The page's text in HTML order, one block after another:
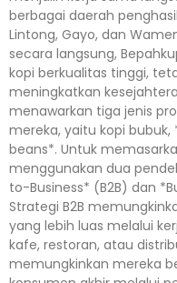
berbagai daerah
Lintong, Gayo, dan
secara langsung,
kopi berkualitas tinggi,
meningkatkan
menawarkan tiga jenis
mereka, yaitu kopi
beans*. Untuk
menggunakan dua
to-Business* (B2B) dan
Strategi B2B
yang lebih luas melalui
kafe, restoran, atau
memungkinkan mereka